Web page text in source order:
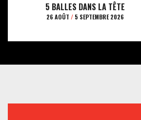
5 BALLES DANS LA TÊTE
26 AOÛT /5 SEPTEMBRE 2026